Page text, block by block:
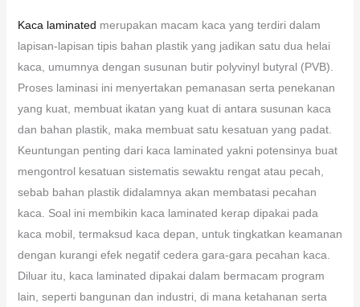
Kaca laminated merupakan macam kaca yang terdiri dalam
lapisan-lapisan tipis bahan plastik yang jadikan satu dua helai
kaca, umumnya dengan susunan butir polyvinyl butyral (PVB).
Proses laminasi ini menyertakan pemanasan serta penekanan
yang kuat, membuat ikatan yang kuat di antara susunan kaca
dan bahan plastik, maka membuat satu kesatuan yang padat.
Keuntungan penting dari kaca laminated yakni potensinya buat
mengontrol kesatuan sistematis sewaktu rengat atau pecah,
sebab bahan plastik didalamnya akan membatasi pecahan
kaca. Soal ini membikin kaca laminated kerap dipakai pada
kaca mobil, termaksud kaca depan, untuk tingkatkan keamanan
dengan kurangi efek negatif cedera gara-gara pecahan kaca.
Diluar itu, kaca laminated dipakai dalam bermacam program
lain, seperti bangunan dan industri, di mana ketahanan serta